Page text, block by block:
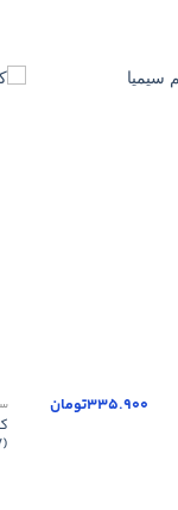
335.900تومان
(۶۰۰/۱۰۰۰V) (NYY)